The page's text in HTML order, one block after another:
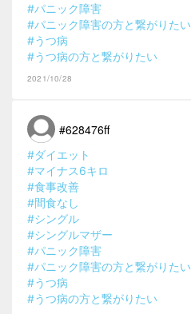
#パニック障害
#パニック障害の方と繋がりたい
#うつ病
#うつ病の方と繋がりたい
2021/10/28
#628476ff
#ダイエット
#マイナス6キロ
#食事改善
#間食なし
#シングル
#シングルマザー
#パニック障害
#パニック障害の方と繋がりたい
#うつ病
#うつ病の方と繋がりたい